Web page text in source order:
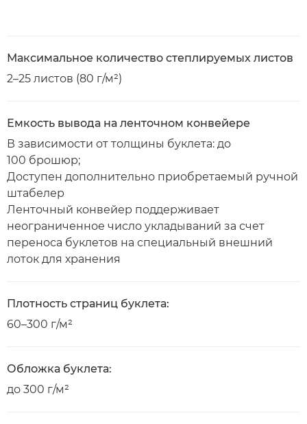
Максимальное количество степлируемых листов
2–25 листов (80 г/м²)
Емкость вывода на ленточном конвейере
В зависимости от толщины буклета: до
100 брошюр;
Доступен дополнительно приобретаемый ручной
штабелер
Ленточный конвейер поддерживает
неограниченное число укладываний за счет
переноса буклетов на специальный внешний
лоток для хранения
Плотность страниц буклета:
60–300 г/м²
Обложка буклета:
до 300 г/м²